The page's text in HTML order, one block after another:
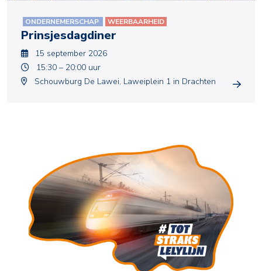
ONDERNEMERSCHAP WEERBAARHEID
Prinsjesdagdiner
15 september 2026
15:30 – 20:00 uur
Schouwburg De Lawei, Laweiplein 1 in Drachten